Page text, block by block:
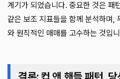
계기가 되었습니다. 중요한 것은 패
같은 보조 지표들을 함께 분석하며,
와 원칙적인 매매를 고수하는 것입